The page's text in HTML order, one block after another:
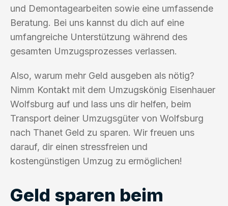
und Demontagearbeiten sowie eine umfassende
Beratung. Bei uns kannst du dich auf eine
umfangreiche Unterstützung während des
gesamten Umzugsprozesses verlassen.
Also, warum mehr Geld ausgeben als nötig?
Nimm Kontakt mit dem Umzugskönig Eisenhauer
Wolfsburg auf und lass uns dir helfen, beim
Transport deiner Umzugsgüter von Wolfsburg
nach Thanet Geld zu sparen. Wir freuen uns
darauf, dir einen stressfreien und
kostengünstigen Umzug zu ermöglichen!
Geld sparen beim